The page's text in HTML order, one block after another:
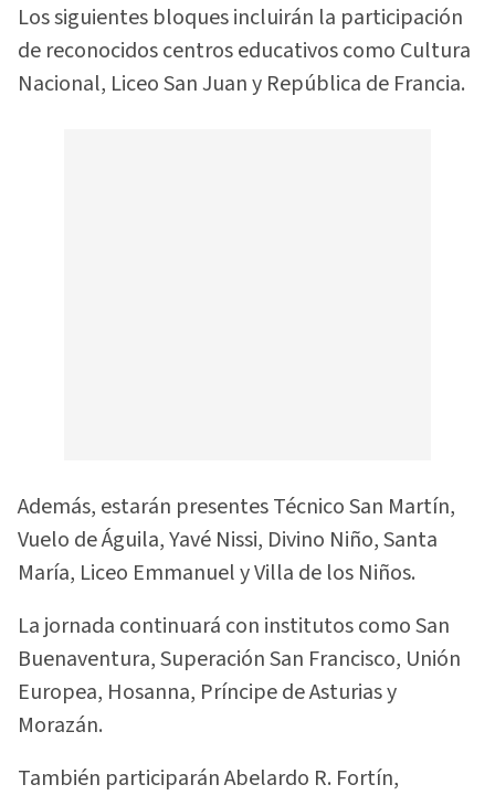
Los siguientes bloques incluirán la participación
de reconocidos centros educativos como Cultura
Nacional, Liceo San Juan y República de Francia.
Además, estarán presentes Técnico San Martín,
Vuelo de Águila, Yavé Nissi, Divino Niño, Santa
María, Liceo Emmanuel y Villa de los Niños.
La jornada continuará con institutos como San
Buenaventura, Superación San Francisco, Unión
Europea, Hosanna, Príncipe de Asturias y
Morazán.
También participarán Abelardo R. Fortín,